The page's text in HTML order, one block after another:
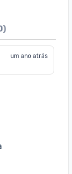
)
um ano atrás